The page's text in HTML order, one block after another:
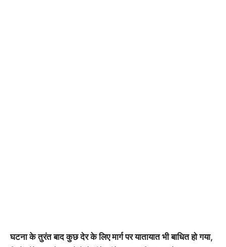
घटना के तुरंत बाद कुछ देर के लिए मार्ग पर यातायात भी बाधित हो गया,